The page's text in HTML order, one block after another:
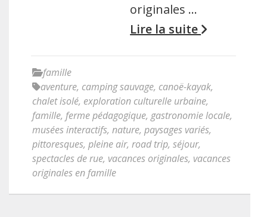
originales …
Lire la suite
famille
aventure, camping sauvage, canoë-kayak,
chalet isolé, exploration culturelle urbaine,
famille, ferme pédagogique, gastronomie locale,
musées interactifs, nature, paysages variés,
pittoresques, pleine air, road trip, séjour,
spectacles de rue, vacances originales, vacances
originales en famille